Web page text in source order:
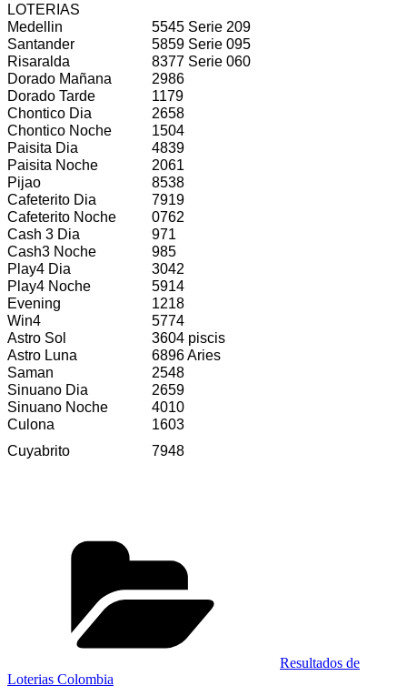
LOTERIAS
Medellin
5545 Serie 209
Santander
5859 Serie 095
Risaralda
8377 Serie 060
Dorado Mañana
2986
Dorado Tarde
1179
Chontico Dia
2658
Chontico Noche
1504
Paisita Dia
4839
Paisita Noche
2061
Pijao
8538
Cafeterito Dia
7919
Cafeterito Noche
0762
Cash 3 Dia
971
Cash3 Noche
985
Play4 Dia
3042
Play4 Noche
5914
Evening
1218
Win4
5774
Astro Sol
3604 piscis
Astro Luna
6896 Aries
Saman
2548
Sinuano Dia
2659
Sinuano Noche
4010
Culona
1603
Cuyabrito
7948
Resultados de
Loterias Colombia